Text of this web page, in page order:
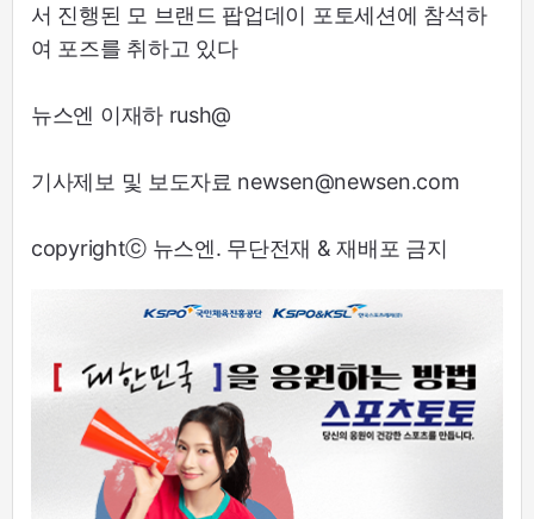
서 진행된 모 브랜드 팝업데이 포토세션에 참석하
여 포즈를 취하고 있다
뉴스엔 이재하 rush@
기사제보 및 보도자료 newsen@newsen.com
copyrightⓒ 뉴스엔. 무단전재 & 재배포 금지